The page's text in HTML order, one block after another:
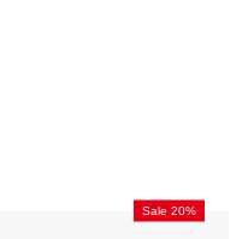
Sale 20%